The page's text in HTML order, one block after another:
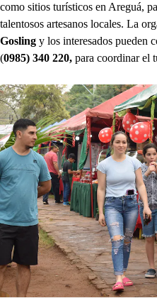
como sitios turísticos en Areguá,
talentosos artesanos locales. La
Gosling y los interesados pueden
(0985) 340 220, para coordinar el